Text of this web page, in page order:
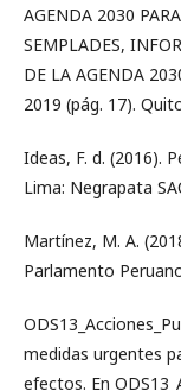
AGENDA 2030
SEMPLADES,
DE LA AGENDA
2019 (pág. 17).
Ideas, F. d. (2016).
Lima: Negrapata
Martínez, M. A.
Parlamento
medidas urgentes
efectos. En